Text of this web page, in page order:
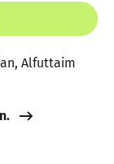
Alfuttaim